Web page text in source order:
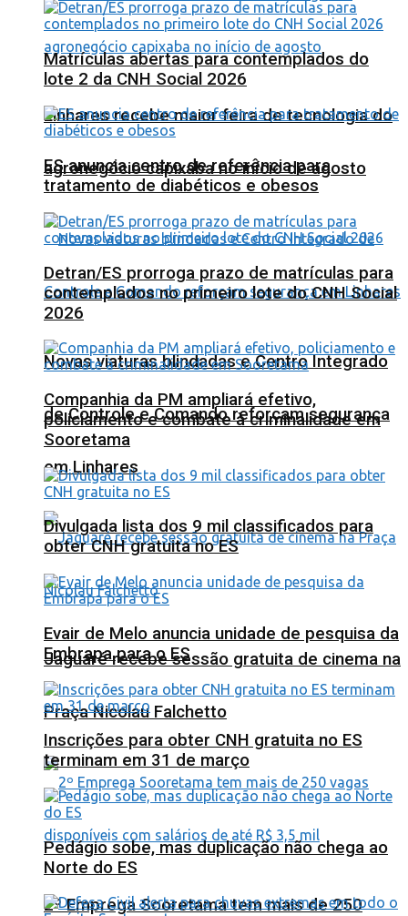
Linhares recebe maior feira de tecnologia do
agronegócio capixaba no início de agosto
Novas viaturas blindadas e Centro Integrado
de Controle e Comando reforçam segurança
em Linhares
Jaguaré recebe sessão gratuita de cinema na
Praça Nicolau Falchetto
2º Emprega Sooretama tem mais de 250
Matrículas abertas para contemplados do
lote 2 da CNH Social 2026
ES anuncia centro de referência para
tratamento de diabéticos e obesos
Detran/ES prorroga prazo de matrículas para
contemplados no primeiro lote do CNH Social
2026
Companhia da PM ampliará efetivo,
policiamento e combate à criminalidade em
Sooretama
Divulgada lista dos 9 mil classificados para
obter CNH gratuita no ES
Evair de Melo anuncia unidade de pesquisa da
Embrapa para o ES
Inscrições para obter CNH gratuita no ES
terminam em 31 de março
Pedágio sobe, mas duplicação não chega ao
Norte do ES